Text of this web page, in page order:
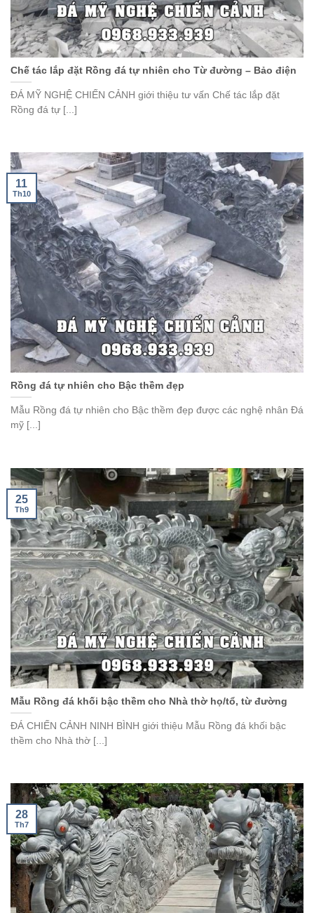
Chế tác lắp đặt Rồng đá tự nhiên cho Từ đường – Bảo điện
ĐÁ MỸ NGHỆ CHIẾN CẢNH giới thiệu tư vấn Chế tác lắp đặt
Rồng đá tự [...]
Rồng đá tự nhiên cho Bậc thềm đẹp
Mẫu Rồng đá tự nhiên cho Bậc thềm đẹp được các nghệ nhân Đá
mỹ [...]
11
Th10
Mẫu Rồng đá khối bậc thềm cho Nhà thờ họ/tổ, từ đường
ĐÁ CHIẾN CẢNH NINH BÌNH giới thiệu Mẫu Rồng đá khối bậc
thềm cho Nhà thờ [...]
25
Th9
28
Th7